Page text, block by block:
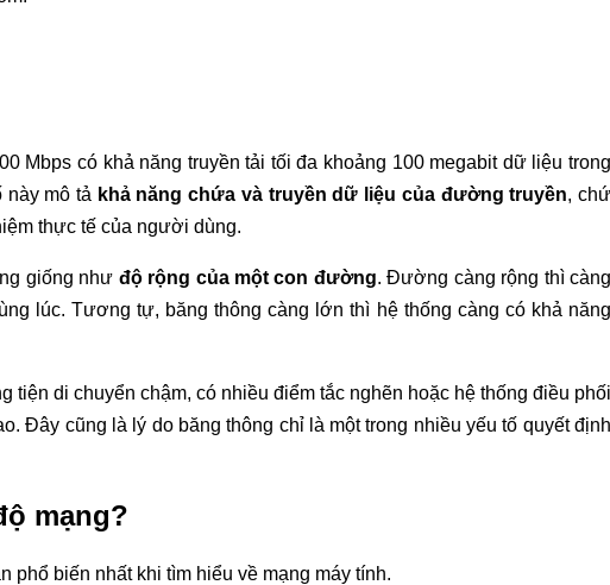
Mbps có khả năng truyền tải tối đa khoảng 100 megabit dữ liệu trong
này mô tả khả năng chứa và truyền dữ liệu của đường truyền, chứ
thực tế của người dùng.
giống như độ rộng của một con đường. Đường càng rộng thì càng
lúc. Tương tự, băng thông càng lớn thì hệ thống càng có khả năng
di chuyển chậm, có nhiều điểm tắc nghẽn hoặc hệ thống điều phối
Đây cũng là lý do băng thông chỉ là một trong nhiều yếu tố quyết định
mạng?
phổ biến nhất khi tìm hiểu về mạng máy tính.